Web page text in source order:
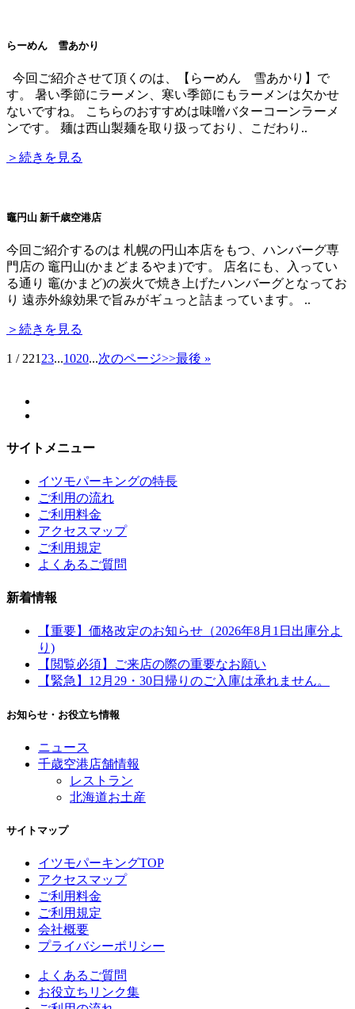
らーめん 雪あかり
今回ご紹介させて頂くのは、【らーめん 雪あかり】で
す。 暑い季節にラーメン、寒い季節にもラーメンは欠かせ
ないですね。 こちらのおすすめは味噌バターコーンラーメ
ンです。 麺は西山製麺を取り扱っており、こだわり..
＞続きを見る
竈円山 新千歳空港店
今回ご紹介するのは 札幌の円山本店をもつ、ハンバーグ専
門店の 竈円山(かまどまるやま)です。 店名にも、入ってい
る通り 竈(かまど)の炭火で焼き上げたハンバーグとなってお
り 遠赤外線効果で旨みがギュっと詰まっています。 ..
＞続きを見る
1 / 22123...1020...次のページ>>最後 »
サイトメニュー
イツモパーキングの特長
ご利用の流れ
ご利用料金
アクセスマップ
ご利用規定
よくあるご質問
新着情報
【重要】価格改定のお知らせ（2026年8月1日出庫分よ
り)
【閲覧必須】ご来店の際の重要なお願い
【緊急】12月29・30日帰りのご入庫は承れません。
お知らせ・お役立ち情報
ニュース
千歳空港店舗情報
レストラン
北海道お土産
サイトマップ
イツモパーキングTOP
アクセスマップ
ご利用料金
ご利用規定
会社概要
プライバシーポリシー
よくあるご質問
お役立ちリンク集